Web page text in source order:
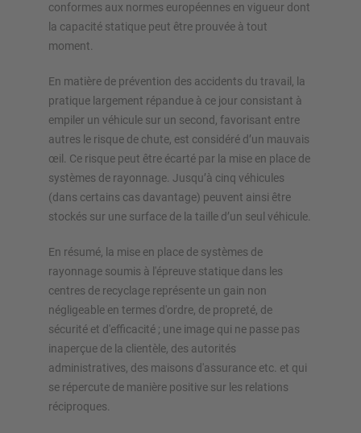
conformes aux normes européennes en vigueur dont
la capacité statique peut être prouvée à tout
moment.
En matière de prévention des accidents du travail, la
pratique largement répandue à ce jour consistant à
empiler un véhicule sur un second, favorisant entre
autres le risque de chute, est considéré d’un mauvais
œil. Ce risque peut être écarté par la mise en place de
systèmes de rayonnage. Jusqu’à cinq véhicules
(dans certains cas davantage) peuvent ainsi être
stockés sur une surface de la taille d’un seul véhicule.
En résumé, la mise en place de systèmes de
rayonnage soumis à l'épreuve statique dans les
centres de recyclage représente un gain non
négligeable en termes d'ordre, de propreté, de
sécurité et d'efficacité ; une image qui ne passe pas
inaperçue de la clientèle, des autorités
administratives, des maisons d'assurance etc. et qui
se répercute de manière positive sur les relations
réciproques.